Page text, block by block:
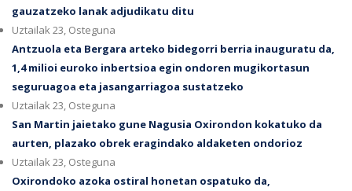
gauzatzeko lanak adjudikatu ditu
Uztailak 23, Osteguna
Antzuola eta Bergara arteko bidegorri berria inauguratu da,
1,4 milioi euroko inbertsioa egin ondoren mugikortasun
seguruagoa eta jasangarriagoa sustatzeko
Uztailak 23, Osteguna
San Martin jaietako gune Nagusia Oxirondon kokatuko da
aurten, plazako obrek eragindako aldaketen ondorioz
Uztailak 23, Osteguna
Oxirondoko azoka ostiral honetan ospatuko da,